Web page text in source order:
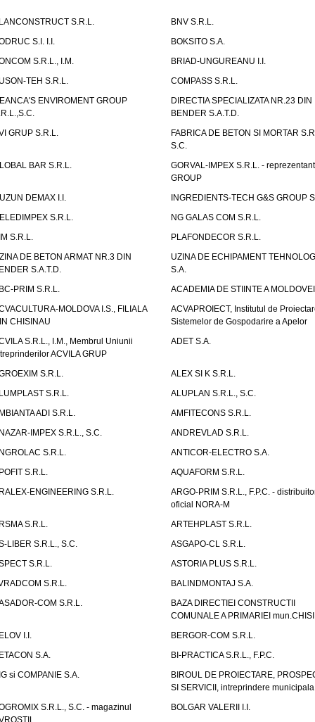
S.R.L.
BNV S.R.L.
S.I. I.I.
BOKSITO S.A.
S.R.L., I.M.
BRIAD-UNGUREANU I.I.
TEH S.R.L.
COMPASS S.R.L.
ENVIROMENT GROUP
DIRECTIA SPECIALIZATA NR.23 DIN
BENDER S.A.T.D.
GRUP S.R.L.
FABRICA DE BETON SI MORTAR
S.C.
BAR S.R.L.
GORVAL-IMPEX S.R.L. -
GROUP
DEMAX I.I.
INGREDIENTS-TECH G&S GROUP
S.R.L.
NG GALAS COM S.R.L.
S.R.L.
PLAFONDECOR S.R.L.
DE BETON ARMAT NR.3 DIN
S.A.T.D.
UZINA DE ECHIPAMENT
S.A.
PRIM S.R.L.
ACADEMIA DE STIINTE A MOLDOVEI
MOLDOVA I.S., FILIALA
CHISINAU
ACVAPROIECT, Institutul de
Sistemelor de Gospodarire a Apelor
S.R.L., I.M., Membrul Uniunii
ACVILA GRUP
ADET S.A.
S.R.L.
ALEX SI K S.R.L.
S.R.L.
ALUPLAN S.R.L., S.C.
ADI S.R.L.
AMFITECONS S.R.L.
IMPEX S.R.L., S.C.
ANDREVLAD S.R.L.
S.R.L.
ANTICOR-ELECTRO S.A.
S.R.L.
AQUAFORM S.R.L.
ENGINEERING S.R.L.
ARGO-PRIM S.R.L., F.P.C. -
oficial NORA-M
S.R.L.
ARTEHPLAST S.R.L.
LIBER S.R.L., S.C.
ASGAPO-CL S.R.L.
S.R.L.
ASTORIA PLUS S.R.L.
S.R.L.
BALINDMONTAJ S.A.
COM S.R.L.
BAZA DIRECTIEI CONSTRUCTII
COMUNALE A PRIMARIEI
I.I.
BERGOR-COM S.R.L.
S.A.
BI-PRACTICA S.R.L., F.P.C.
si COMPANIE S.A.
BIROUL DE PROIECTARE,
SI SERVICII, intreprindere municipala
S.R.L., S.C. - magazinul
BOLGAR VALERII I.I.